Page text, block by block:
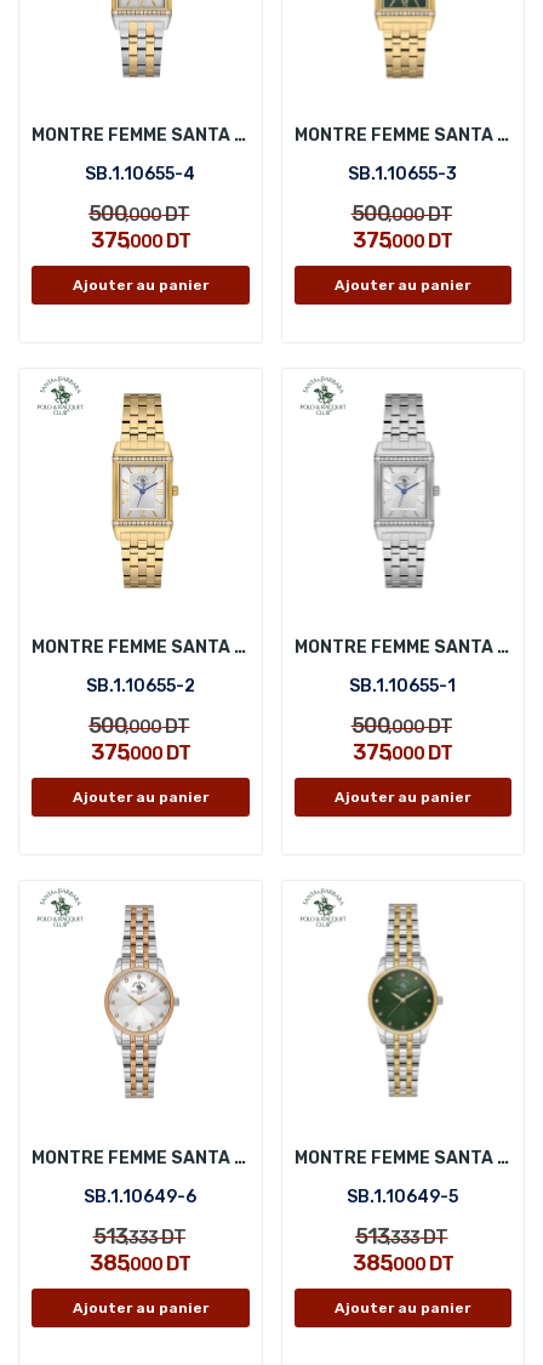
MONTRE FEMME SANTA BARBARA POLO SB.1.10655-4
SB.1.10655-4
500,000DT
375,000DT
Ajouter au panier
MONTRE FEMME SANTA BARBARA POLO SB.1.10655-3
SB.1.10655-3
500,000DT
375,000 DT
Ajouter au panier
MONTRE FEMME SANTA BARBARA POLO SB.1.10655-2
SB.1.10655-2
500,000DT
375,000DT
Ajouter au panier
MONTRE FEMME SANTA BARBARA POLO SB.1.10655-1
SB.1.10655-1
500,000DT
375,000 DT
Ajouter au panier
MONTRE FEMME SANTA BARBARA POLO SB.1.10649-6
SB.1.10649-6
513,333DT
385,000 DT
Ajouter au panier
MONTRE FEMME SANTA BARBARA POLO SB.1.10649-5
SB.1.10649-5
513,333DT
385,000DT
Ajouter au panier